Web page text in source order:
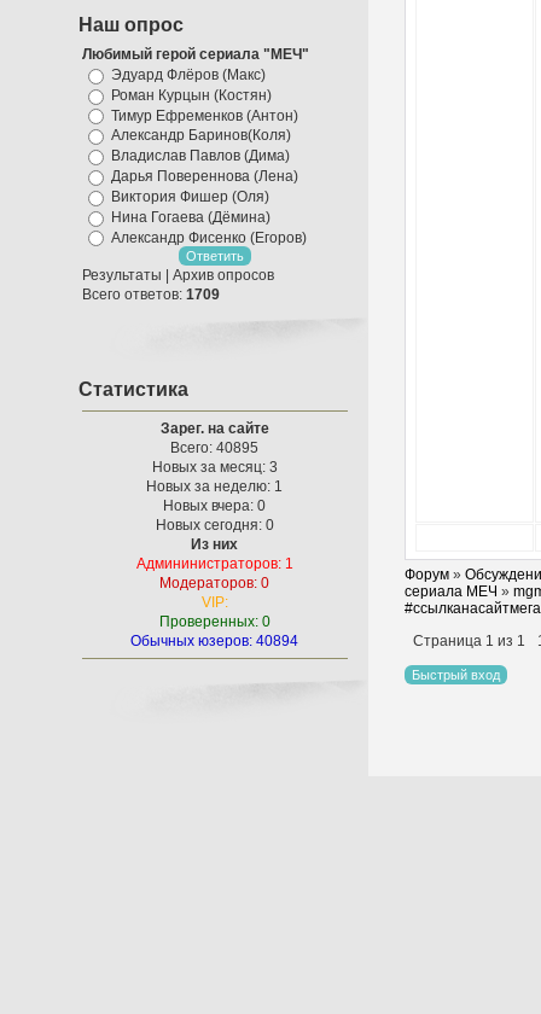
Наш опрос
Любимый герой сериала "МЕЧ"
Эдуард Флёров (Макс)
Роман Курцын (Костян)
Тимур Ефременков (Антон)
Александр Баринов(Коля)
Владислав Павлов (Дима)
Дарья Повереннова (Лена)
Виктория Фишер (Оля)
Нина Гогаева (Дёмина)
Александр Фисенко (Егоров)
Результаты
Архив опросов
Всего ответов: 1709
Статистика
Зарег. на сайте
Всего: 40895
Новых за месяц: 3
Новых за неделю: 1
Новых вчера: 0
Новых сегодня: 0
Из них
Админинистраторов: 1
Модераторов: 0
VIP:
Проверенных: 0
Обычных юзеров: 40894
Форум »
сериала МЕЧ »
Страница 1 из 1